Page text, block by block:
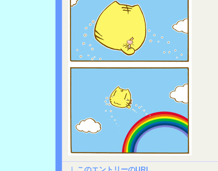
| このエントリーのURL